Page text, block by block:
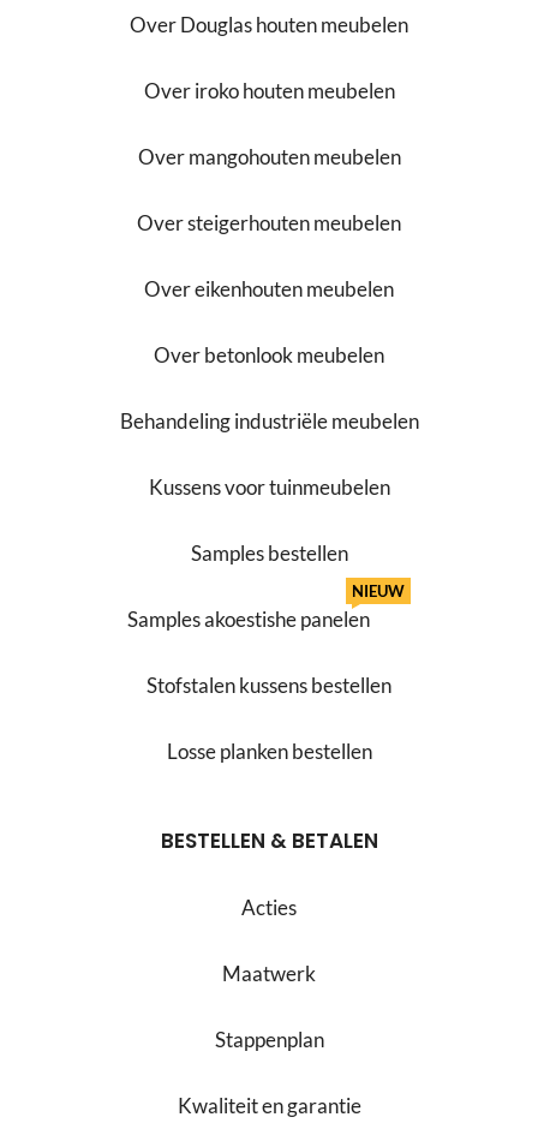
Over Douglas houten meubelen
Over iroko houten meubelen
Over mangohouten meubelen
Over steigerhouten meubelen
Over eikenhouten meubelen
Over betonlook meubelen
Behandeling industriële meubelen
Kussens voor tuinmeubelen
Samples bestellen
Samples akoestishe panelen
NIEUW
Stofstalen kussens bestellen
Losse planken bestellen
BESTELLEN & BETALEN
Acties
Maatwerk
Stappenplan
Kwaliteit en garantie